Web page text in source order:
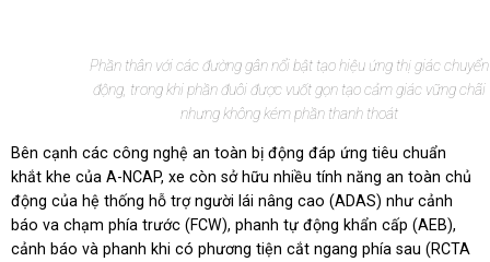
Phần thân với các đường gân nổi bật tạo hiệu ứng thị giác chuyển
động, trong khi phần đuôi được vuốt gọn tạo cảm giác vững chãi
nhưng không kém phần thanh thoát
Bên cạnh các công nghệ an toàn bị động đáp ứng tiêu chuẩn
khắt khe của A-NCAP, xe còn sở hữu nhiều tính năng an toàn chủ
động của hệ thống hỗ trợ người lái nâng cao (ADAS) như cảnh
báo va chạm phía trước (FCW), phanh tự động khẩn cấp (AEB),
cảnh báo và phanh khi có phương tiện cắt ngang phía sau (RCTA